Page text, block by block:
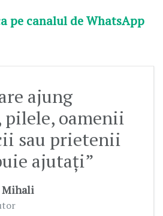
pe canalul de WhatsApp
ajung
oamenii
sau prietenii
ajutați”
Mihali